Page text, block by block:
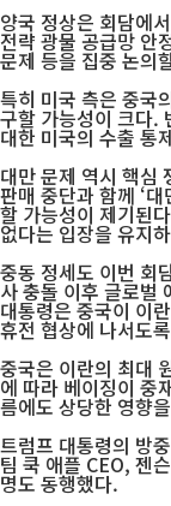
양국 정상은 회담에
전략 광물 공급망 안
문제 등을 집중 논의
특히 미국 측은 중국
구할 가능성이 크다.
대한 미국의 수출 통
대만 문제 역시 핵심
판매 중단과 함께 ‘
할 가능성이 제기된
없다는 입장을 유지
중동 정세도 이번 회
사 충돌 이후 글로벌
대통령은 중국이 이
휴전 협상에 나서도
중국은 이란의 최대
에 따라 베이징이 중
름에도 상당한 영향
트럼프 대통령의 방
팀 쿡 애플 CEO, 젠
명도 동행했다.